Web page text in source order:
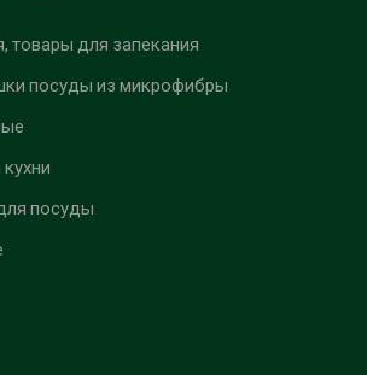
товары для запекания
посуды из микрофибры
посуды